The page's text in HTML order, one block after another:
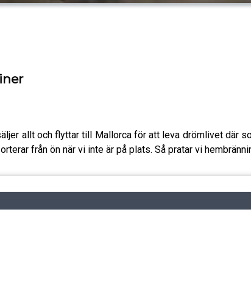
allt och flyttar till Mallorca för att leva drömlivet där
från ön när vi inte är på plats. Så pratar vi